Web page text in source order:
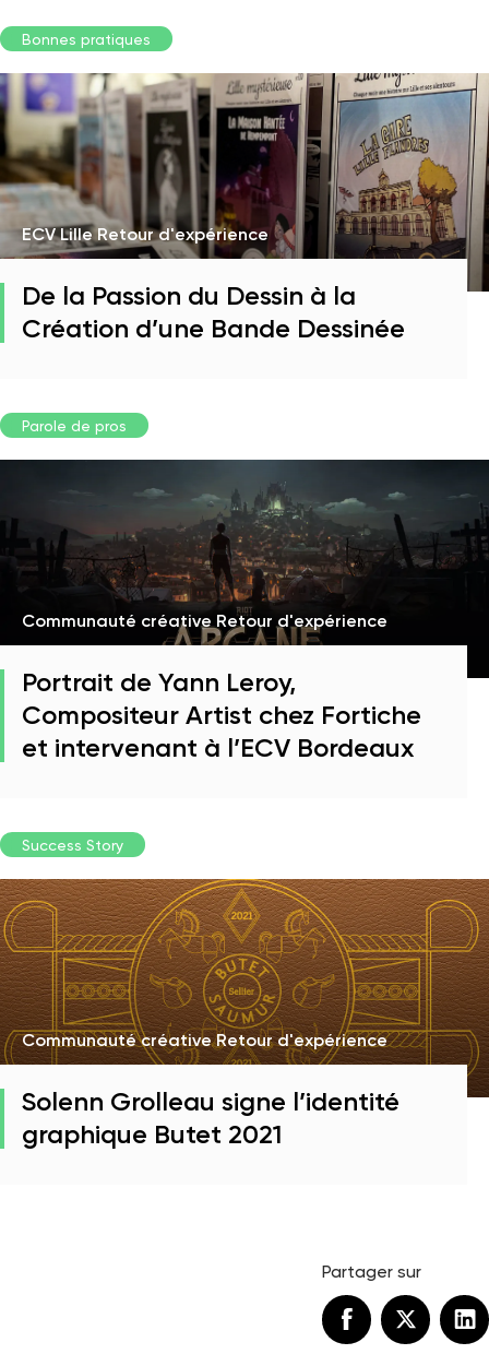
Bonnes pratiques
ECV Lille Retour d'expérience
De la Passion du Dessin à la
Création d’une Bande Dessinée
Parole de pros
Communauté créative Retour d'expérience
Portrait de Yann Leroy,
Compositeur Artist chez Fortiche
et intervenant à l’ECV Bordeaux
Success Story
Communauté créative Retour d'expérience
Solenn Grolleau signe l’identité
graphique Butet 2021
Partager sur